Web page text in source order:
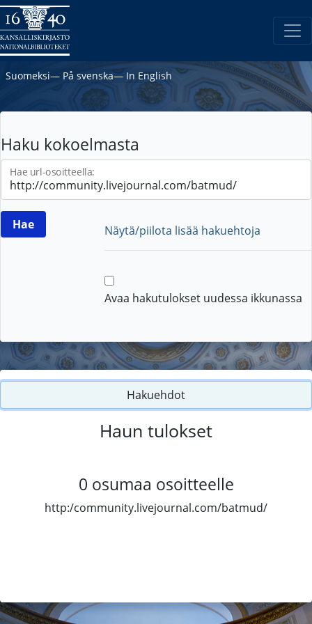
Suomeksi― På svenska― In English
Haku kokoelmasta
Hae url-osoitteella:
Näytä/piilota lisää hakuehtoja
Avaa hakutulokset uudessa ikkunassa
Hakuehdot
Haun tulokset
0 osumaa osoitteelle
http:/community.livejournal.com/batmud/